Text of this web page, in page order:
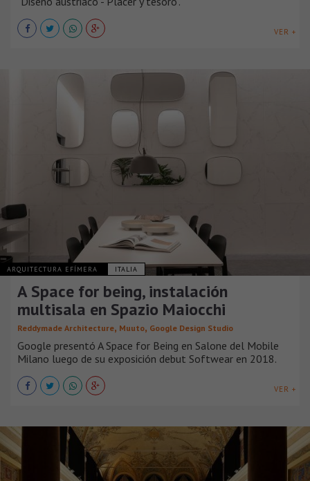
VER +
ARQUITECTURA EFÍMERA ITALIA
A Space for being, instalación
multisala en Spazio Maiocchi
Reddymade Architecture, Muuto, Google Design Studio
Google presentó A Space for Being en Salone del Mobile
Milano luego de su exposición debut Softwear en 2018.
VER +